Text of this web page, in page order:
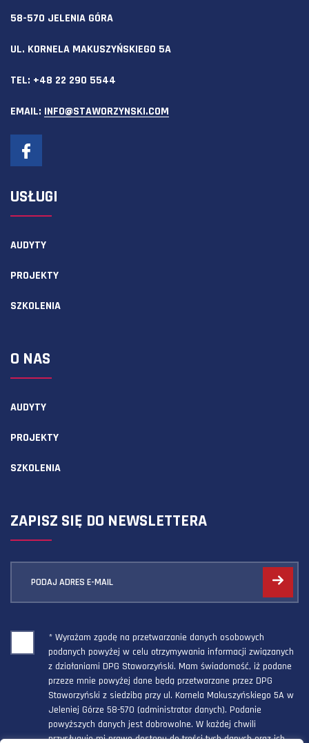
58-570 JELENIA GÓRA
UL. KORNELA MAKUSZYŃSKIEGO 5A
TEL: +48 22 290 5544
EMAIL: INFO@STAWORZYNSKI.COM
USŁUGI
AUDYTY
PROJEKTY
SZKOLENIA
O NAS
AUDYTY
PROJEKTY
SZKOLENIA
ZAPISZ SIĘ DO NEWSLETTERA
PODAJ ADRES E-MAIL
* Wyrażam zgodę na przetwarzanie danych osobowych
podanych powyżej w celu otrzymywania informacji związanych
z działaniami DPG Staworzyński. Mam świadomość, iż podane
przeze mnie powyżej dane będą przetwarzane przez DPG
Staworzyński z siedzibą przy ul. Kornela Makuszyńskiego 5A w
Jeleniej Górze 58-570 (administrator danych). Podanie
powyższych danych jest dobrowolne. W każdej chwili
przysługuje mi prawo dostępu do treści tych danych oraz ich